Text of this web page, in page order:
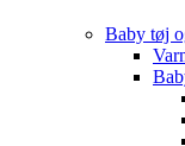
Baby tøj